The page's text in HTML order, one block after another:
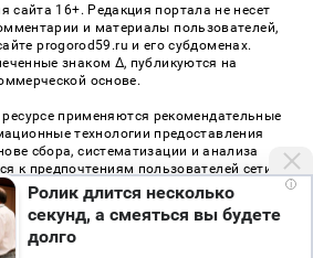
сайта 16+. Редакция портала не несет
и материалы пользователей,
progorod59.ru и его субдоменах.
знаком Δ, публикуются на
основе.
применяются рекомендательные
технологии предоставления
сбора, систематизации и анализа
к предпочтениям пользователей сети
на территории Российской
применения рекомендательных
рекламно-обменной сети«СМИ2» (PDF),
«Sparrow» (PDF)
i
Ролик длится несколько
секунд, а смеяться вы будете
долго